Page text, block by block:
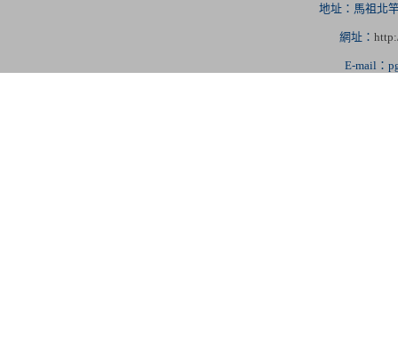
地址：馬祖北
網址：
E-mail：